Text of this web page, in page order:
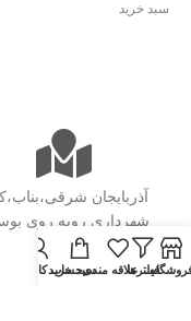
سبد خرید
آذربایجان
شهرداری روبه روی
وحدت
فیلترهاعلاقه مندیسبد خرید
حساب کاربری من